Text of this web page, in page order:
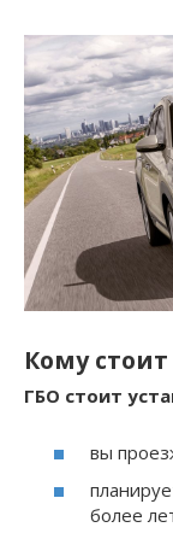
Кому
ГБО стоит
вы
более